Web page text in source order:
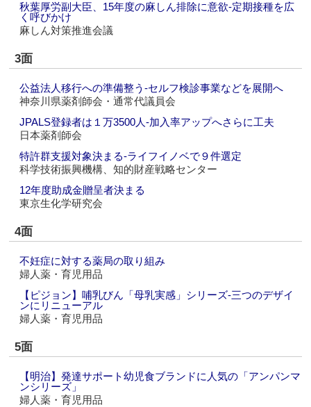
秋葉厚労副大臣、15年度の麻しん排除に意欲‐定期接種を広
く呼びかけ
麻しん対策推進会議
3面
公益法人移行への準備整う‐セルフ検診事業などを展開へ
神奈川県薬剤師会・通常代議員会
JPALS登録者は１万3500人‐加入率アップへさらに工夫
日本薬剤師会
特許群支援対象決まる‐ライフイノベで９件選定
科学技術振興機構、知的財産戦略センター
12年度助成金贈呈者決まる
東京生化学研究会
4面
不妊症に対する薬局の取り組み
婦人薬・育児用品
【ピジョン】哺乳びん「母乳実感」シリーズ‐三つのデザイ
ンにリニューアル
婦人薬・育児用品
5面
【明治】発達サポート幼児食ブランドに人気の「アンパンマ
ンシリーズ」
婦人薬・育児用品